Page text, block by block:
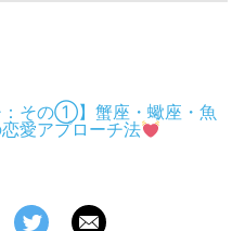
：その①】蟹座・蠍座・魚
愛アプローチ法